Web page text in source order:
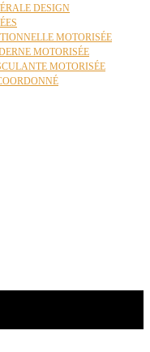
DESIGN
MOTORISÉE
MOTORISÉE
MOTORISÉE